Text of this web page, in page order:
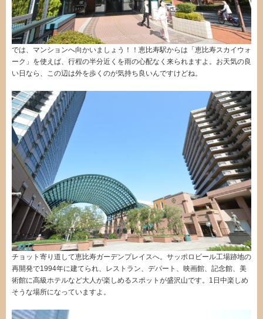
では、マンションへ向かいましょう！！恵比寿駅からは「恵比寿スカイウォ
ーク」を使えば、行程の半分近くを雨の心配なく来られますよ。お天気の良
い日なら、この辺は外を歩くのが気持ち良いんですけどね。
チョット寄り道して恵比寿ガーデンプレイスへ。サッポロビール工場跡地の
再開発で1994年に建てられ、レストラン、デパート、映画館、記念館、美
術館に高級ホテルなど大人が楽しめるスポットが盛沢山です。1日中楽しめ
そうな場所になっていますよ。